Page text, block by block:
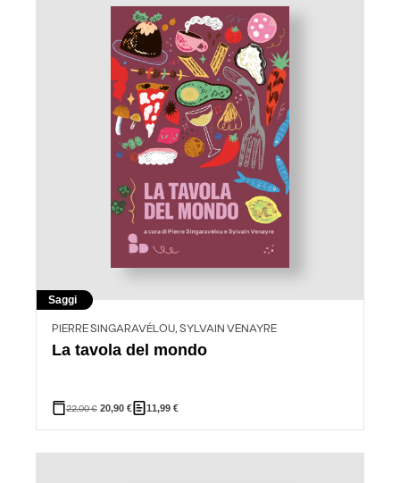
Saggi
PIERRE SINGARAVÉLOU, SYLVAIN VENAYRE
La tavola del mondo
22,00€ 20,90 € 11,99 €